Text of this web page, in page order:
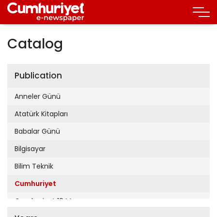
Catalog
Publication
Anneler Günü
Atatürk Kitapları
Babalar Günü
Bilgisayar
Bilim Teknik
Cumhuriyet
Cumhuriyet 19 Mayıs